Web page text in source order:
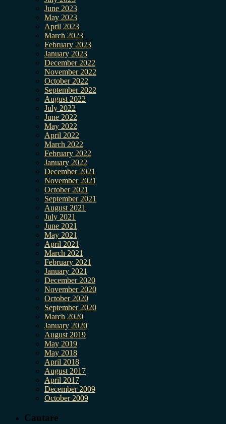
June 2023
May 2023
April 2023
March 2023
February 2023
January 2023
December 2022
November 2022
October 2022
September 2022
August 2022
July 2022
June 2022
May 2022
April 2022
March 2022
February 2022
January 2022
December 2021
November 2021
October 2021
September 2021
August 2021
July 2021
June 2021
May 2021
April 2021
March 2021
February 2021
January 2021
December 2020
November 2020
October 2020
September 2020
March 2020
January 2020
August 2019
May 2019
May 2018
April 2018
August 2017
April 2017
December 2009
October 2009
Cautare